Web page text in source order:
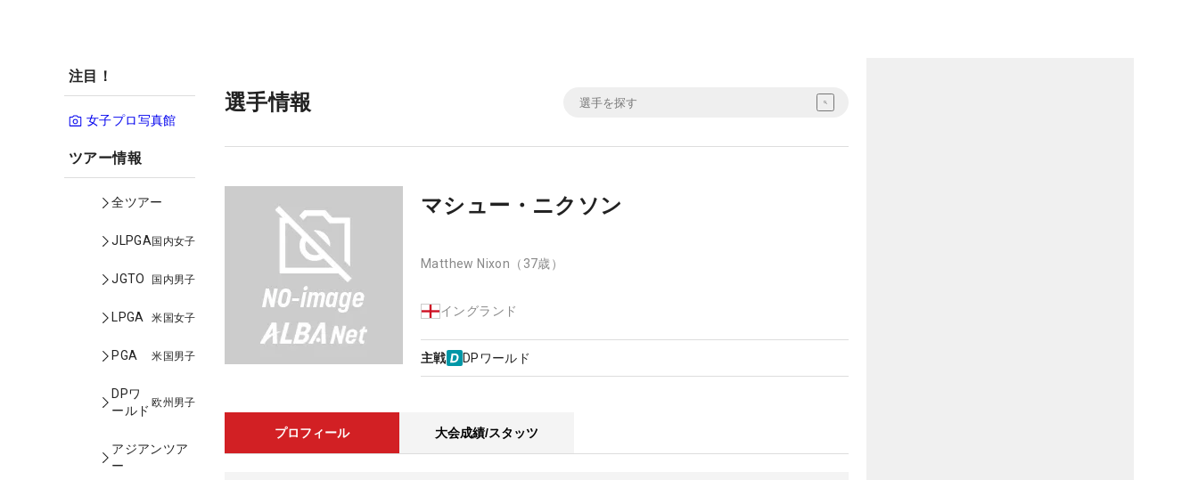
注目！
女子プロ写真館
ツアー情報
全ツアー
JLPGA国内女子
JGTO 国内男子
LPGA 米国女子
PGA 米国男子
DPワ
ールド
欧州男子
アジアンツア
ー
選手情報
マシュー・ニクソン
Matthew Nixon （37歳）
イングランド
主戦 DPワールド
プロフィール 大会成績/スタッツ